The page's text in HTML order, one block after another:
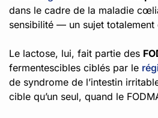
dans le cadre de la maladie
sensibilité — un sujet
Le lactose, lui, fait partie des
fermentescibles ciblés par le
de syndrome de l’intestin
cible qu’un seul, quand le